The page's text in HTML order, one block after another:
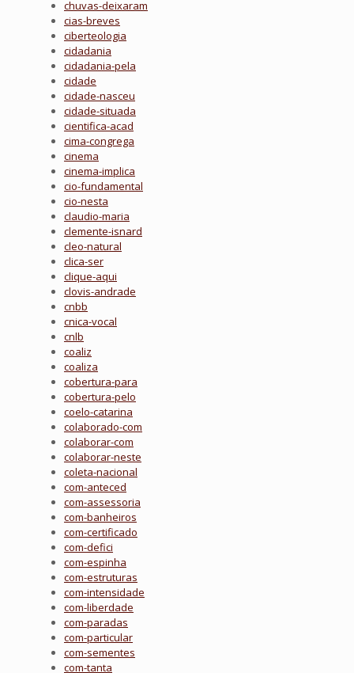
chuvas-deixaram
cias-breves
ciberteologia
cidadania
cidadania-pela
cidade
cidade-nasceu
cidade-situada
cientifica-acad
cima-congrega
cinema
cinema-implica
cio-fundamental
cio-nesta
claudio-maria
clemente-isnard
cleo-natural
clica-ser
clique-aqui
clovis-andrade
cnbb
cnica-vocal
cnlb
coaliz
coaliza
cobertura-para
cobertura-pelo
coelo-catarina
colaborado-com
colaborar-com
colaborar-neste
coleta-nacional
com-anteced
com-assessoria
com-banheiros
com-certificado
com-defici
com-espinha
com-estruturas
com-intensidade
com-liberdade
com-paradas
com-particular
com-sementes
com-tanta